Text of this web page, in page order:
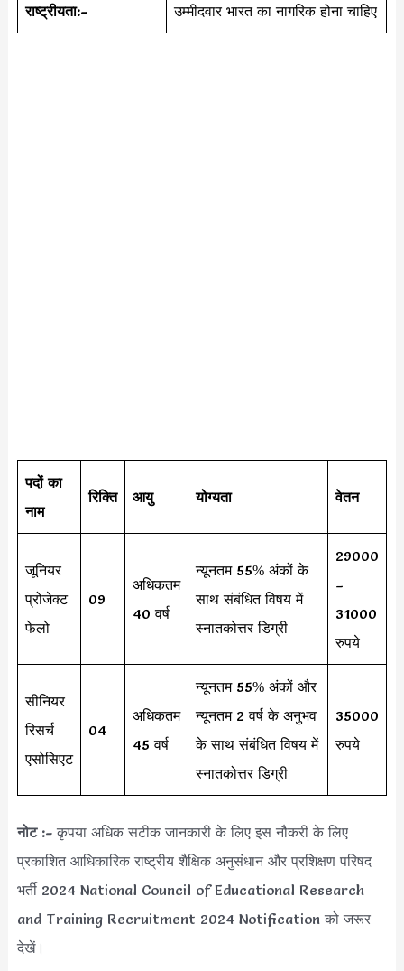
राष्ट्रीयता:- उम्मीदवार भारत का नागरिक होना चाहिए
पदों का
नाम
रिक्ति आयु योग्यता वेतन
जूनियर
प्रोजेक्ट
फेलो
09
अधिकतम
40 वर्ष
न्यूनतम 55% अंकों के
साथ संबंधित विषय में
स्नातकोत्तर डिग्री
29000
–
31000
रुपये
सीनियर
रिसर्च
एसोसिएट
04
अधिकतम
45 वर्ष
न्यूनतम 55% अंकों और
न्यूनतम 2 वर्ष के अनुभव
के साथ संबंधित विषय में
स्नातकोत्तर डिग्री
35000
रुपये
नोट :-कृपया अधिक सटीक जानकारी के लिए इस नौकरी के लिए
प्रकाशित आधिकारिक राष्ट्रीय शैक्षिक अनुसंधान और प्रशिक्षण परिषद
भर्ती 2024 National Council of Educational Research
and Training Recruitment 2024 Notification को जरूर
देखें।